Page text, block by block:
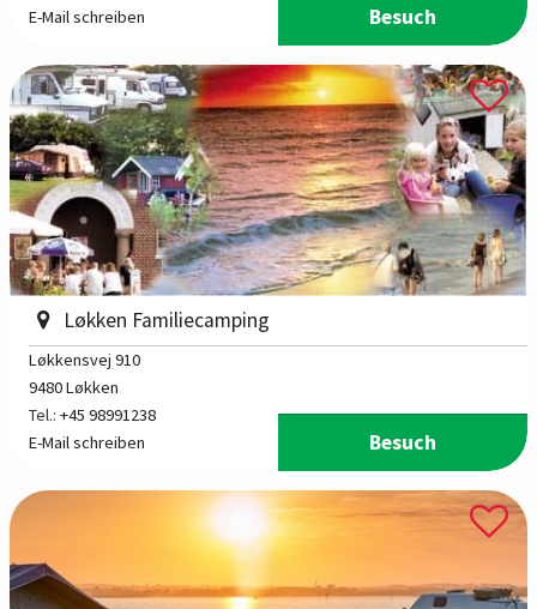
E-Mail schreiben
Besuch
Løkken Familiecamping
Løkkensvej 910
9480 Løkken
Tel.: +45 98991238
E-Mail schreiben
Besuch